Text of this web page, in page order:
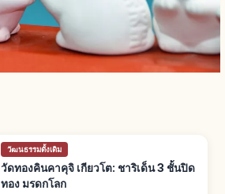
วัฒนธรรมดั้งเดิม
วัดทองคินคาคุจิ เกียวโต: ชาริเด็น 3 ชั้นปิด
ทอง มรดกโลก